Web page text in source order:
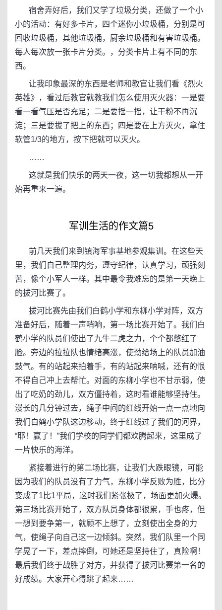
宿舍弄好后，我们又学了垃圾分类，还做了一个小
小的活动：有好多卡片，四个迷你小垃圾桶，分别是可
回收垃圾桶，其他垃圾桶，厨余垃圾桶和有害垃圾桶。
每人每次放一张卡片分类。，分类卡片上有不同的东
西。
让我印象最深的东西是老师和教官让我们看《烈火
英雄》，看过后教官就教我们怎么使用灭火器：一是要
看一看气压是否充足；二是要摇一摇，让干粉不再沉
淀；三是要拔了把上的东西；四是要在上方灭火，拿住
软管1/3的地方，按下把就可以灭火。
……
这就是我们快乐的两天一夜，这一切我都想从一开
始再重来一遍。
军训生活的作文篇5
前几天我们来到镇海军事基地参观集训。在这些天
里，我们自己整理内务，遵守纪律，认真学习，顽强刻
苦，像个小军人一样。其中最令我难忘的是第一天晚上
的拔河比赛了。
拔河比赛先由我们白鹤小学和东柳小学对阵，双方
准备好后，随着一声哨响，第一场比赛开始了。我们白
鹤小学的队员们使出了九牛二虎之力，个个都憋红了
脸。旁边的拉拉队也情绪高涨，使劲给场上的队员加油
鼓气。有的站起来拍着手，有的站起来呐喊，还有的恨
不得自己冲上去帮忙。对面的东柳小学也不甘示弱，使
出了吃奶的劲儿，双方僵持着，这时看谁能够坚持住。
漫长的几分钟过去，绳子中间的红线开始一点一点地向
我们白鹤小学队这边移动，终于红线过了我们的河界，
“耶！赢了！”我们学校的同学们都欢腾起来，这里成了
一片快乐的海洋。
紧接着进行的第二场比赛，让我们大跌眼镜，可能
因为我们的队员没有了力气，东柳小学反败为胜，比分
变成了1比1平局，这时我们紧张极了，场面更加火爆。
第三场比赛开始了，双方队员身体都很累，手也疼，但
一想到要争第一，就顾不上想了，立刻使出全身的力
气，使绳子向自己这一边倾斜。突然，我们队里一个同
学晃了一下，差点摔倒，可她还是坚持住了，真险啊！
最后我们终于战胜了对方，并获得了拔河比赛第一名的
好成绩。大家开心得跳了起来……